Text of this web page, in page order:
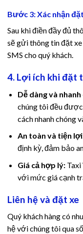
güncel giriş
güncel giriş
Maç Tv
Bước 3: Xác nhận
Sau khi điền đầy đủ
sẽ gửi thông tin đặt xe
SMS cho quý khách.
4. Lợi ích khi đặt
Dễ dàng và
chúng tôi đều
cách nhanh chóng
An toàn và tiện
định kỳ, đảm bảo
Giá cả hợp lý:Taxi
với mức giá cạnh
Liên hệ và đặt xe
Quý khách hàng có
hệ với chúng tôi qua